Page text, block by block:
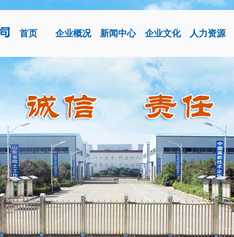
首页 企业概况 新闻中心 企业文化 人力资源